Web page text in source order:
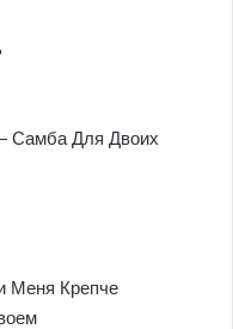
Самба Для Двоих
Меня Крепче